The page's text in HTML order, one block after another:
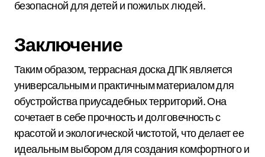
безопасной для детей и пожилых людей.
Заключение
Таким образом, террасная доска ДПК является
универсальным и практичным материалом для
обустройства приусадебных территорий. Она
сочетает в себе прочность и долговечность с
красотой и экологической чистотой, что делает ее
идеальным выбором для создания комфортного и